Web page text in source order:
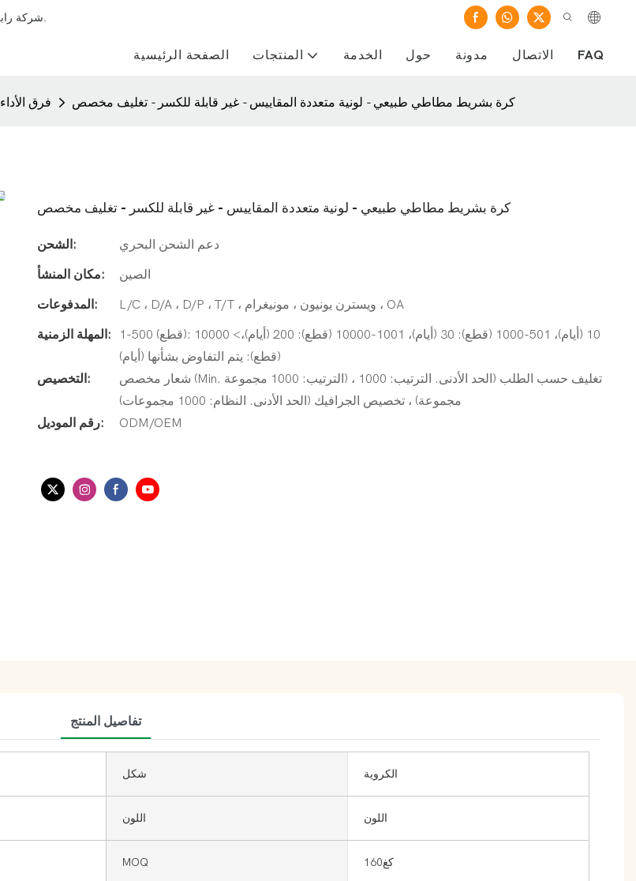
الصفحة الرئيسية المنتجات الخدمة حول مدونة الاتصال FAQ
فرق الأداء كرة بشريط مطاطي طبيعي - لونية متعددة المقاييس - غير قابلة للكسر - تغليف مخصص
كرة بشريط مطاطي طبيعي - لونية متعددة المقاييس - غير قابلة للكسر - تغليف مخصص
الشحن: دعم الشحن البحري
مكان المنشأ: الصين
المدفوعات: L/C ، D/A ، D/P ، T/T ، ويسترن يونيون ، مونيغرام ، OA
المهلة الزمنية:
1-500 (قطع): 10 (أيام)، 501-1000 (قطع): 30 (أيام)، 1001-10000 (قطع): 200 (أيام)،> 10000
(قطع): يتم التفاوض بشأنها (أيام)
التخصيص:
شعار مخصص (Min. الترتيب: 1000 مجموعة) ، تغليف حسب الطلب (الحد الأدنى. الترتيب: 1000
مجموعة) ، تخصيص الجرافيك (الحد الأدنى. النظام: 1000 مجموعات)
رقم الموديل:
ODM/OEM
تفاصيل المنتج
شكل الكروية
اللون اللون
MOQ كغ160